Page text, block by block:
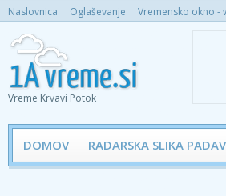
Naslovnica Oglaševanje Vremensko okno -
Vreme Krvavi Potok
DOMOV RADARSKA SLIKA